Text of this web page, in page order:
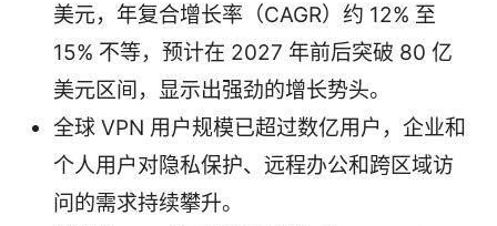
美元，年复合增长率（CAGR）约 12% 至
15% 不等，预计在 2027 年前后突破 80 亿
美元区间，显示出强劲的增长势头。
全球 VPN 用户规模已超过数亿用户，企业和
个人用户对隐私保护、远程办公和跨区域访
问的需求持续攀升。